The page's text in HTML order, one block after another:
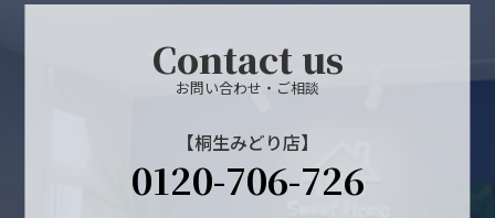
Contact us
お問い合わせ・ご相談
【桐生みどり店】
0120-706-726